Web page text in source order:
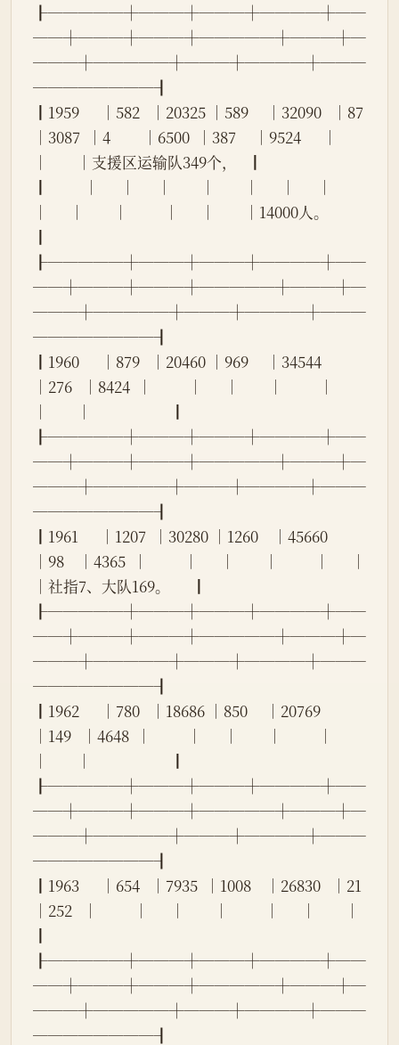
┠─────┼───┼───┼────┼──
──┼───┼───┼─────┼───┼─
───┼─────┼───┼────┼───
────────┨
┃1959      │582   │20325 │589     │32090   │87
│3087  │4         │6500  │387     │9524      │
│        │支援区运输队349个，   ┃
┃          │      │      │        │        │      │      │
│      │        │          │      │        │14000人。
┃
┠─────┼───┼───┼────┼──
──┼───┼───┼─────┼───┼─
───┼─────┼───┼────┼───
────────┨
┃1960      │879   │20460 │969     │34544
│276   │8424  │          │      │        │          │
│        │                      ┃
┠─────┼───┼───┼────┼──
──┼───┼───┼─────┼───┼─
───┼─────┼───┼────┼───
────────┨
┃1961      │1207  │30280 │1260    │45660
│98    │4365  │          │      │        │          │      │
│社指7、大队169。      ┃
┠─────┼───┼───┼────┼──
──┼───┼───┼─────┼───┼─
───┼─────┼───┼────┼───
────────┨
┃1962      │780   │18686 │850     │20769
│149   │4648  │          │      │        │          │
│        │                      ┃
┠─────┼───┼───┼────┼──
──┼───┼───┼─────┼───┼─
───┼─────┼───┼────┼───
────────┨
┃1963      │654   │7935  │1008    │26830   │21
│252   │          │      │        │          │      │        │
┃
┠─────┼───┼───┼────┼──
──┼───┼───┼─────┼───┼─
───┼─────┼───┼────┼───
────────┨